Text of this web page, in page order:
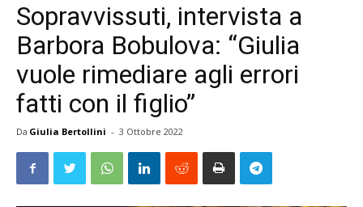
Sopravvissuti, intervista a
Barbora Bobulova: “Giulia
vuole rimediare agli errori
fatti con il figlio”
Da Giulia Bertollini - 3 Ottobre 2022